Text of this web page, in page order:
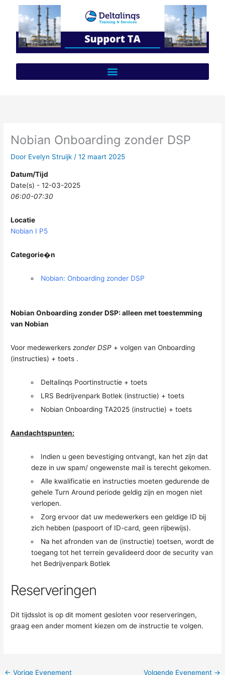
inhoud
Nobian Onboarding zonder DSP
Door Evelyn Struijk /12 maart 2025
Datum/Tijd
Date(s) - 12-03-2025
06:00-07:30
Locatie
Nobian I P5
Categorie�n
Nobian: Onboarding zonder DSP
Nobian Onboarding zonder DSP: alleen met toestemming
van Nobian
Voor medewerkerszonder DSP + volgen van Onboarding
(instructies) + toets .
Deltalinqs Poortinstructie + toets
LRS Bedrijvenpark Botlek (instructie) + toets
Nobian Onboarding TA2025 (instructie) + toets
Aandachtspunten:
Indien u geen bevestiging ontvangt, kan het zijn dat
deze in uw spam/ ongewenste mail is terecht gekomen.
Alle kwalificatie en instructies moeten gedurende de
gehele Turn Around periode geldig zijn en mogen niet
verlopen.
Zorg ervoor dat uw medewerkers een geldige ID bij
zich hebben (paspoort of ID-card, geen rijbewijs).
Na het afronden van de (instructie) toetsen, wordt de
toegang tot het terrein gevalideerd door de security van
het Bedrijvenpark Botlek
Reserveringen
Dit tijdsslot is op dit moment gesloten voor reserveringen,
graag een ander moment kiezen om de instructie te volgen.
← Vorige Evenement Volgende Evenement →